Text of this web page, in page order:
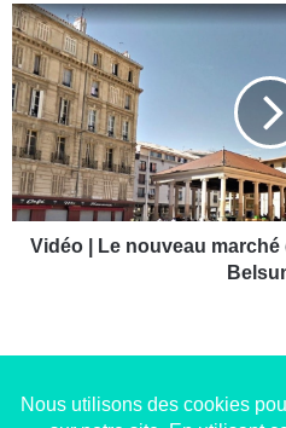
t
r
e
a
v
e
c
M
a
V
i
d
é
o
|
L
e
n
m
Vidéo | Le nouveau